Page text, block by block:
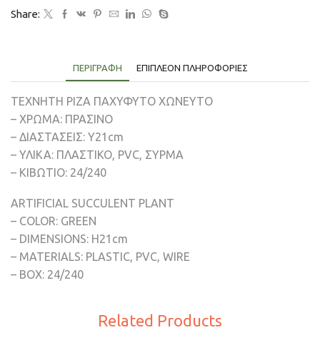
Share:
ΠΕΡΙΓΡΑΦΉ ΕΠΙΠΛΈΟΝ ΠΛΗΡΟΦΟΡΊΕΣ
TEXNHTH ΡΙΖΑ ΠΑΧΥΦΥΤΟ ΧΩΝΕΥΤΟ
– ΧΡΩΜΑ: ΠΡΑΣΙΝΟ
– ΔΙΑΣΤΑΣΕΙΣ: Y21cm
– ΥΛΙΚΑ: ΠΛΑΣΤΙΚΟ, PVC, ΣΥΡΜΑ
– ΚΙΒΩΤΙΟ: 24/240
ARTIFICIAL SUCCULENT PLANT
– COLOR: GREEN
– DIMENSIONS: Η21cm
– MATERIALS: PLASTIC, PVC, WIRE
– BOX: 24/240
Related Products